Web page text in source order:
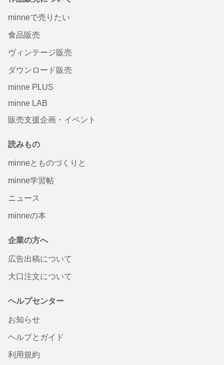
minneで売りたい
食品販売
ヴィンテージ販売
ダウンロード販売
minne PLUS
minne LAB
販売支援企画・イベント
読みもの
minneとものづくりと
minne学習帖
ニュース
minneの本
企業の方へ
広告出稿について
大口注文について
ヘルプセンター
お知らせ
ヘルプとガイド
利用規約